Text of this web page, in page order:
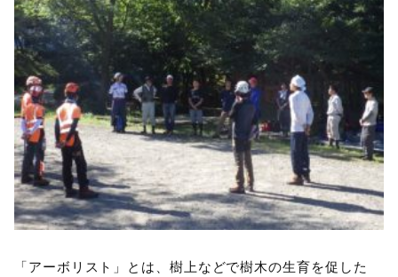
「アーボリスト」とは、樹上などで樹木の生育を促した